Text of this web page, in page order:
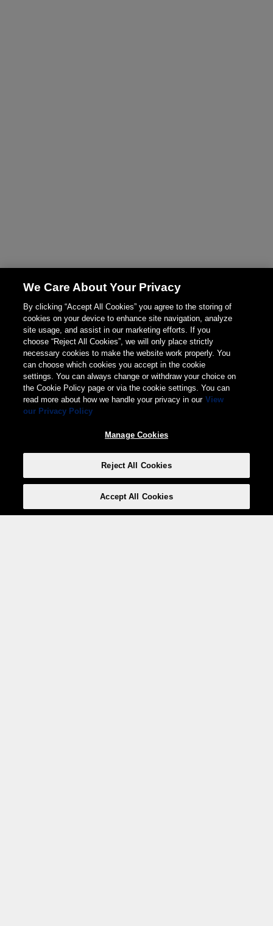
We Care About Your Privacy
By clicking “Accept All Cookies” you agree to the storing of
cookies on your device to enhance site navigation, analyze
site usage, and assist in our marketing efforts. If you
choose “Reject All Cookies”, we will only place strictly
necessary cookies to make the website work properly. You
can choose which cookies you accept in the cookie
settings. You can always change or withdraw your choice on
the Cookie Policy page or via the cookie settings. You can
read more about how we handle your privacy in our View
our Privacy Policy
Manage Cookies
Reject All Cookies
Accept All Cookies